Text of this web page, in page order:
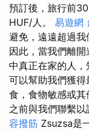
預訂後，旅行前
HUF/人。 易遊網
避免，遠遠超過我
因此，當我們離
中真正在家的人，
可以幫助我們獲得
食，食物敏感或
之前與我們聯繫以
容撥筋 Zsuzsa是